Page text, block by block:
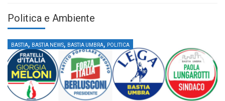
Politica e Ambiente
BASTIA, BASTIA NEWS, BASTIA UMBRA, POLITICA